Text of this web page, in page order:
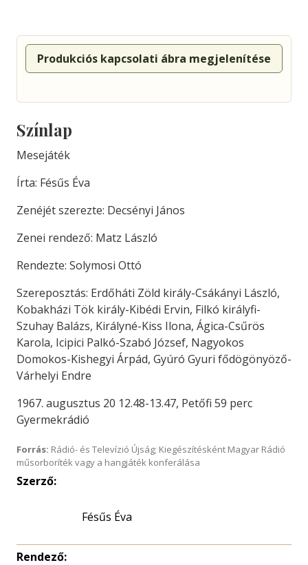
Produkciós kapcsolati ábra megjelenítése
Színlap
Mesejáték
Írta: Fésűs Éva
Zenéjét szerezte: Decsényi János
Zenei rendező: Matz László
Rendezte: Solymosi Ottó
Szereposztás: Erdőháti Zöld király-Csákányi László,
Kobakházi Tök király-Kibédi Ervin, Filkó királyfi-
Szuhay Balázs, Királyné-Kiss Ilona, Ágica-Csűrös
Karola, Icipici Palkó-Szabó József, Nagyokos
Domokos-Kishegyi Árpád, Gyúró Gyuri fődögönyöző-
Várhelyi Endre
1967. augusztus 20 12.48-13.47, Petőfi 59 perc
Gyermekrádió
Forrás: Rádió- és Televízió Újság; Kiegészítésként Magyar Rádió
műsorboríték vagy a hangjáték konferálása
Szerző:
Fésűs Éva
Rendező: